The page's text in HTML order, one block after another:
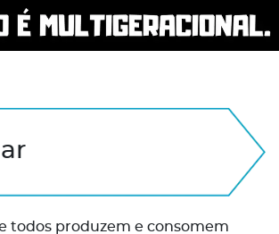
todos produzem e consomem